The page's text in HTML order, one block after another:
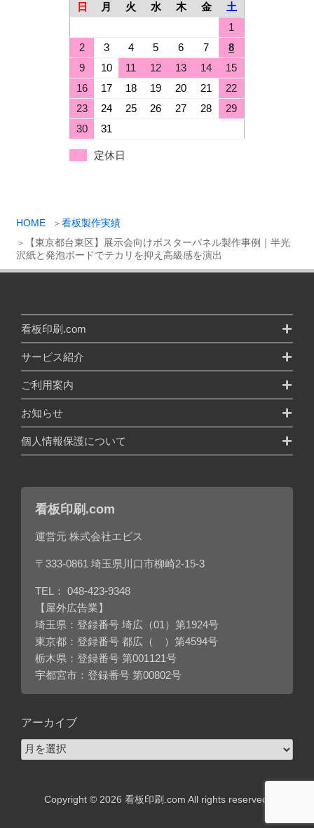
HOME
看板製作実績
【東京都台東区】展示会向けポスターパネル製作事例｜半光
沢紙と発泡ボードでテカリを抑え高級感を演出
日
月 火 水 木 金
土
1
2
3 4 5 6 7
8
9
10 11 12 13 14
15
16
17 18 19 20 21
22
23
24 25 26 27 28
29
30
31
定休日
看板印刷.com
サービス紹介
ご利用案内
お知らせ
個人情報保護について
看板印刷.com
運営元 株式会社エビス
〒333-0861 埼玉県川口市柳崎2-15-3
TEL： 048-423-9348
【屋外広告業】
埼玉県：登録番号 埼広（01）第1924号
東京都：登録番号 都広（ ）第4594号
栃木県：登録番号 第001121号
宇都宮市：登録番号 第00802号
アーカイブ
ア
ー
Copyright © 2026 看板印刷.com All rights reserved.